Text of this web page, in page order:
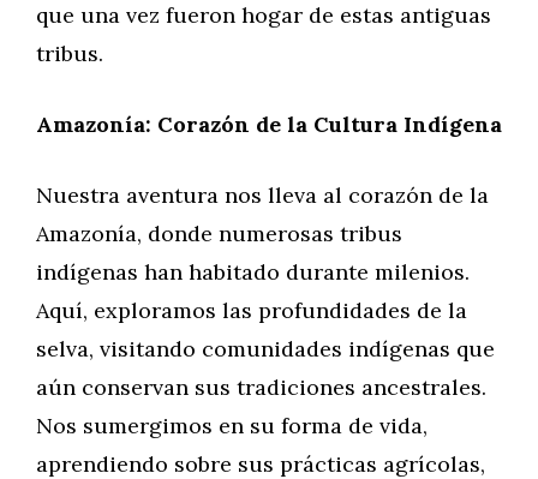
que una vez fueron hogar de estas antiguas
tribus.
Amazonía: Corazón de la Cultura Indígena
Nuestra aventura nos lleva al corazón de la
Amazonía, donde numerosas tribus
indígenas han habitado durante milenios.
Aquí, exploramos las profundidades de la
selva, visitando comunidades indígenas que
aún conservan sus tradiciones ancestrales.
Nos sumergimos en su forma de vida,
aprendiendo sobre sus prácticas agrícolas,